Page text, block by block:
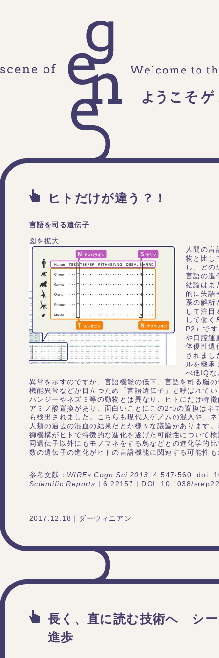
ヒトだけが違う？！
言語を司る遺伝子
図を拡大
人間の言
物と比し
し、どの
言語の進
結論はま
的に失語
系の解析
して注目
して働く
P2）で
や口腔運
体優性遺
されまし
ルを継承
べ低IQな
異常を示すのですが、言語機能の低下、言語を司る脳
機能異常などが目立つため「言語遺伝子」と呼ばれて
パンジーやネズミ等の動物とは異なり、ヒトにだけ特
アミノ酸置換があり、面白いことにこの2つの置換はネ
も検出されました。こちらも現代人ゲノムの混入や、
人類の過去の混血の結果だとか様々な議論があります
御機構がヒトで特徴的な進化を遂げた可能性について
同遺伝子以外にもモノマネをする鳥などとの進化学的
数の遺伝子の進化がヒトの言語機能に関連する可能性
参考文献： WIREs Cogn Sci 2013
, 4:547-560. doi:
Scientific Reports | 6:22157 | DOI: 10.1038/
2017.12.18｜ダーウィニアン
長く、直に読む技術へ シ
進歩